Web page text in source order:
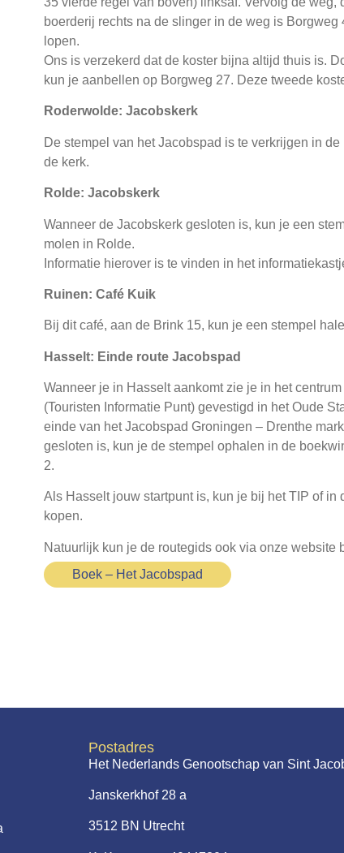
boerderij rechts na de slinger in de weg is
lopen.
Ons is verzekerd dat de koster bijna altijd thuis is.
kun je aanbellen op Borgweg 27. Deze tweede
Roderwolde: Jacobskerk
De stempel van het Jacobspad is te verkrijgen in
de kerk.
Rolde: Jacobskerk
Wanneer de Jacobskerk gesloten is, kun je een
molen in Rolde.
Informatie hierover is te vinden in het
Ruinen: Café Kuik
Bij dit café, aan de Brink 15, kun je een stempel
Hasselt: Einde route Jacobspad
Wanneer je in Hasselt aankomt zie je in het
(Touristen Informatie Punt) gevestigd in het Oude
einde van het Jacobspad Groningen – Drenthe
gesloten is, kun je de stempel ophalen in de
2.
Als Hasselt jouw startpunt is, kun je bij het TIP of
kopen.
Natuurlijk kun je de routegids ook via onze website
Boek – Het Jacobspad
Postadres
Het Nederlands Genootschap van Sint
Janskerkhof 28 a
3512 BN Utrecht